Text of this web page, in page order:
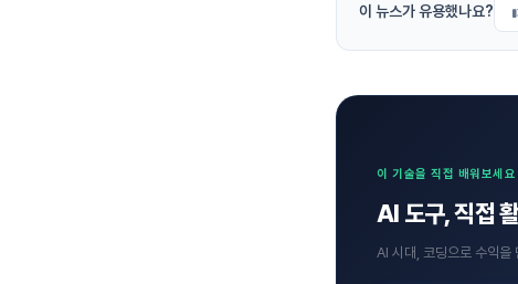
이 뉴스가 유용했나요?
이 기술을 직접 배워보세요
AI 도구, 직접
AI 시대, 코딩으로 수익을